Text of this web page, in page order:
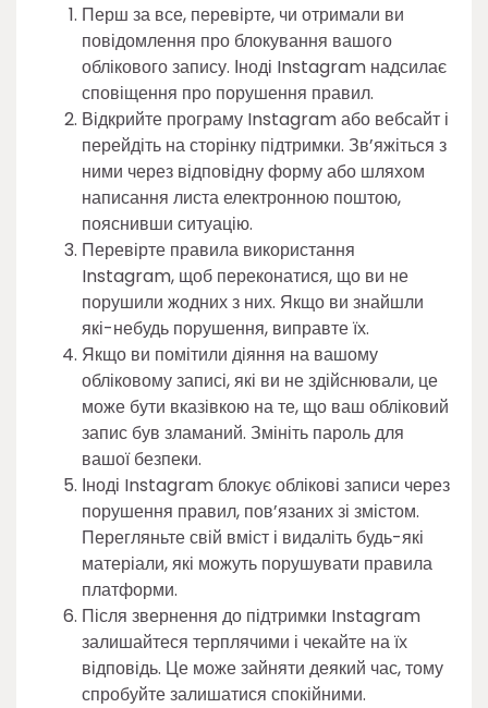
Перш за все, перевірте, чи отримали ви
повідомлення про блокування вашого
облікового запису. Іноді Instagram надсилає
сповіщення про порушення правил.
Відкрийте програму Instagram або вебсайт і
перейдіть на сторінку підтримки. Зв’яжіться з
ними через відповідну форму або шляхом
написання листа електронною поштою,
пояснивши ситуацію.
Перевірте правила використання
Instagram, щоб переконатися, що ви не
порушили жодних з них. Якщо ви знайшли
які-небудь порушення, виправте їх.
Якщо ви помітили діяння на вашому
обліковому записі, які ви не здійснювали, це
може бути вказівкою на те, що ваш обліковий
запис був зламаний. Змініть пароль для
вашої безпеки.
Іноді Instagram блокує облікові записи через
порушення правил, пов’язаних зі змістом.
Перегляньте свій вміст і видаліть будь-які
матеріали, які можуть порушувати правила
платформи.
Після звернення до підтримки Instagram
залишайтеся терплячими і чекайте на їх
відповідь. Це може зайняти деякий час, тому
спробуйте залишатися спокійними.